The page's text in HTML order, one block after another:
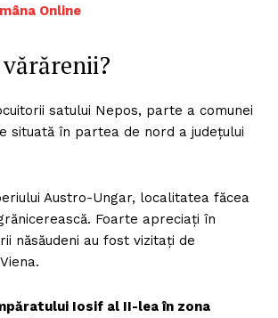
Online
satului Nepos, parte a comunei
situată în partea de nord a județului
Austro-Ungar, localitatea făcea
Foarte apreciați în
năsăudeni au fost vizitați de
Iosif al II-lea în zona